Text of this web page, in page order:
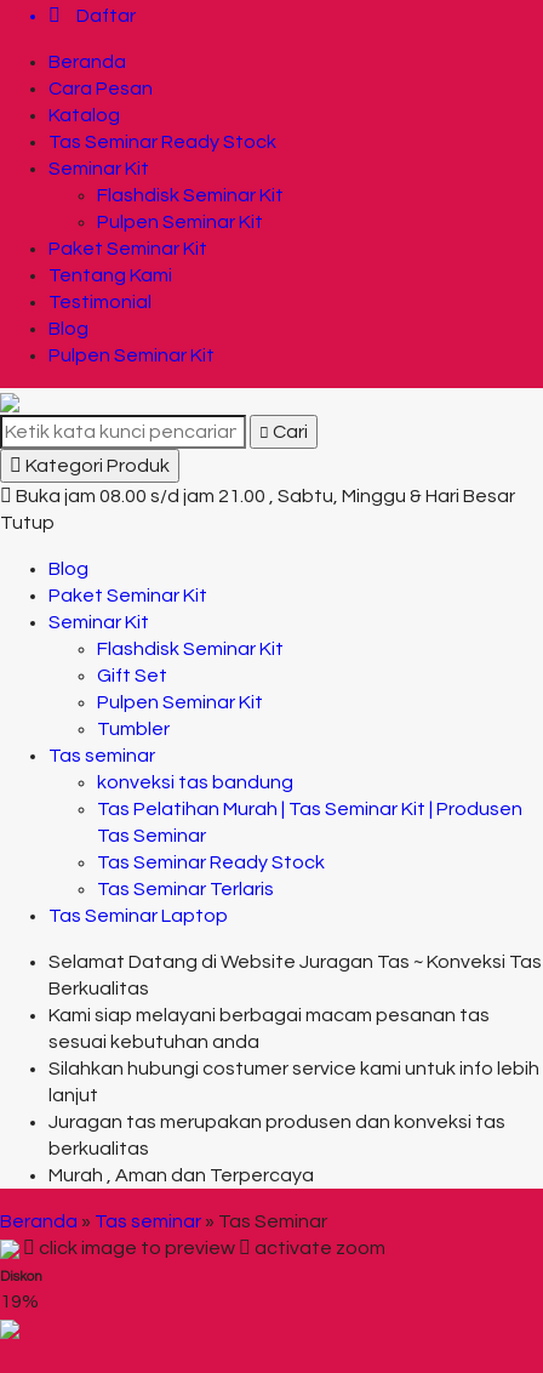
Daftar
Beranda
Cara Pesan
Katalog
Tas Seminar Ready Stock
Seminar Kit
Flashdisk Seminar Kit
Pulpen Seminar Kit
Paket Seminar Kit
Tentang Kami
Testimonial
Blog
Pulpen Seminar Kit
Cari
Kategori Produk
Buka jam 08.00 s/d jam 21.00 , Sabtu, Minggu & Hari Besar
Tutup
Blog
Paket Seminar Kit
Seminar Kit
Flashdisk Seminar Kit
Gift Set
Pulpen Seminar Kit
Tumbler
Tas seminar
konveksi tas bandung
Tas Pelatihan Murah | Tas Seminar Kit | Produsen
Tas Seminar
Tas Seminar Ready Stock
Tas Seminar Terlaris
Tas Seminar Laptop
Selamat Datang di Website Juragan Tas ~ Konveksi Tas
Berkualitas
Kami siap melayani berbagai macam pesanan tas
sesuai kebutuhan anda
Silahkan hubungi costumer service kami untuk info lebih
lanjut
Juragan tas merupakan produsen dan konveksi tas
berkualitas
Murah , Aman dan Terpercaya
Beranda » Tas seminar » Tas Seminar
click image to preview
activate zoom
Diskon
19%